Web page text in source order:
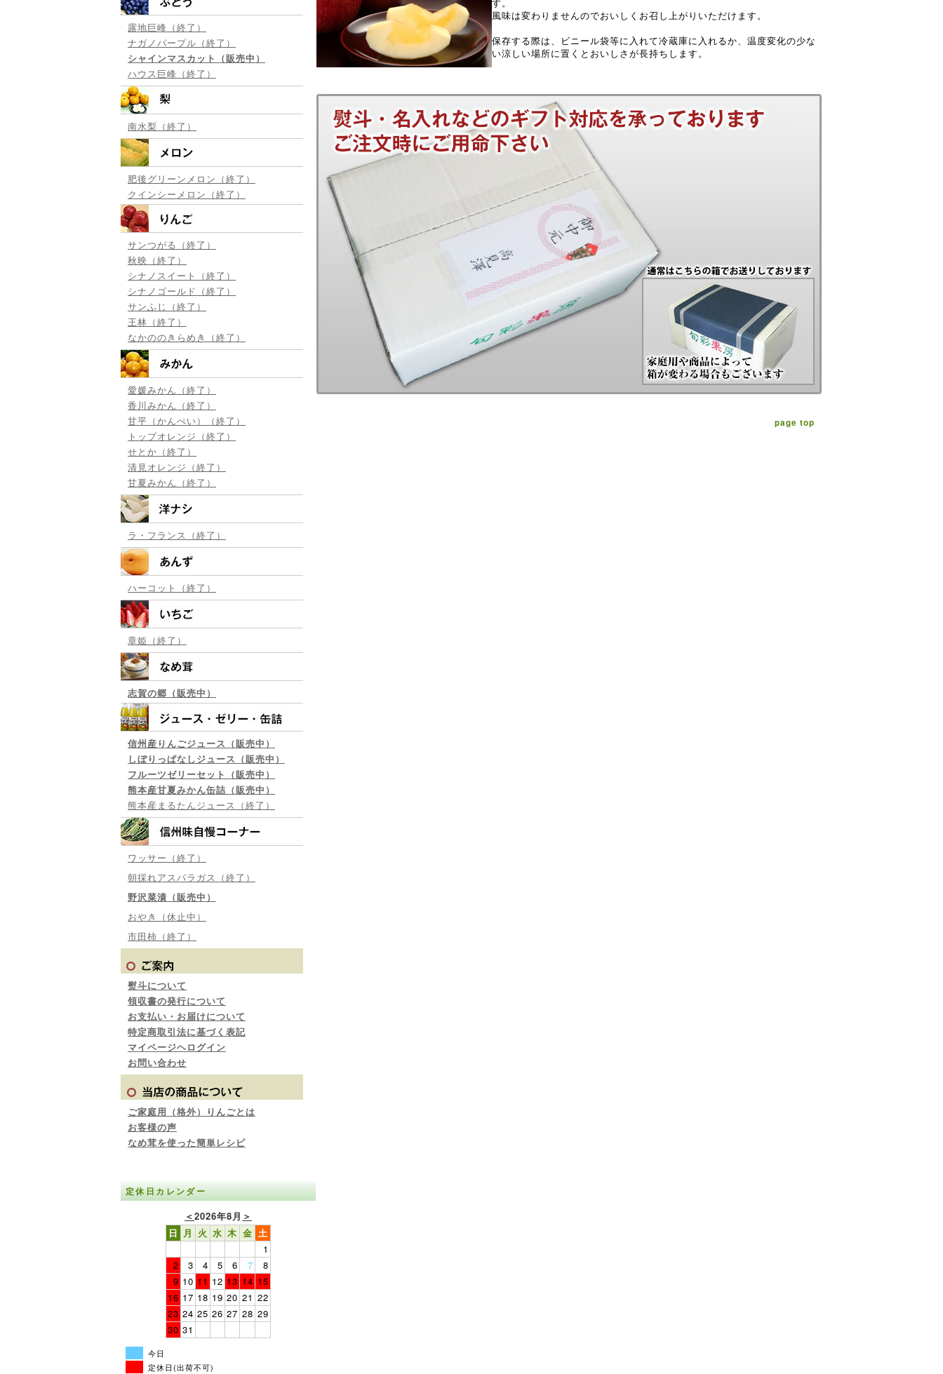
露地巨峰（終了）
ナガノパープル（終了）
シャインマスカット（販売中）
ハウス巨峰（終了）
南水梨（終了）
肥後グリーンメロン（終了）
クインシーメロン（終了）
サンつがる（終了）
秋映（終了）
シナノスイート（終了）
シナノゴールド（終了）
サンふじ（終了）
王林（終了）
なかののきらめき（終了）
愛媛みかん（終了）
香川みかん（終了）
甘平（かんぺい）（終了）
トップオレンジ（終了）
せとか（終了）
清見オレンジ（終了）
甘夏みかん（終了）
ラ・フランス（終了）
ハーコット（終了）
章姫（終了）
志賀の郷（販売中）
信州産りんごジュース（販売中）
しぼりっぱなしジュース（販売中）
フルーツゼリーセット（販売中）
熊本産甘夏みかん缶詰（販売中）
熊本産まるたんジュース（終了）
ワッサー（終了）
朝採れアスパラガス（終了）
野沢菜漬（販売中）
おやき（休止中）
市田柿（終了）
熨斗について
領収書の発行について
お支払い・お届けについて
特定商取引法に基づく表記
マイページヘログイン
お問い合わせ
ご家庭用（格外）りんごとは
お客様の声
なめ茸を使った簡単レシピ
定休日カレンダー
＜2026年8月 ＞
日 月 火 水 木 金 土
1
2
3 4 5 6 7
8
9 10 11 12 13 14 15
16 17 18 19 20 21 22
23 24 25 26 27 28 29
30 31
今日
定休日(出荷不可)
風味は変わりませんのでおいしくお召し上がりいただけます。
保存する際は、ビニール袋等に入れて冷蔵庫に入れるか、温度変化の少な
い涼しい場所に置くとおいしさが長持ちします。
page top